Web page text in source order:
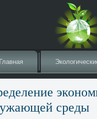
Главная
среды